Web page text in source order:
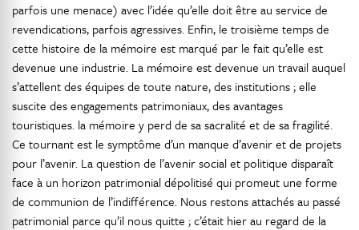
parfois une menace) avec l’idée qu’elle doit être au service de
revendications, parfois agressives. Enfin, le troisième temps de
cette histoire de la mémoire est marqué par le fait qu’elle est
devenue une industrie. La mémoire est devenue un travail auquel
s’attellent des équipes de toute nature, des institutions ; elle
suscite des engagements patrimoniaux, des avantages
touristiques. la mémoire y perd de sa sacralité et de sa fragilité.
Ce tournant est le symptôme d’un manque d’avenir et de projets
pour l’avenir. La question de l’avenir social et politique disparaît
face à un horizon patrimonial dépolitisé qui promeut une forme
de communion de l’indifférence. Nous restons attachés au passé
patrimonial parce qu’il nous quitte ; c’était hier au regard de la